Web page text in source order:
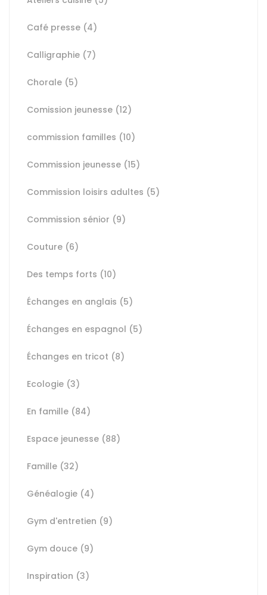
Café presse (4)
Calligraphie (7)
Chorale (5)
Comission jeunesse (12)
commission familles (10)
Commission jeunesse (15)
Commission loisirs adultes (5)
Commission sénior (9)
Couture (6)
Des temps forts (10)
Échanges en anglais (5)
Échanges en espagnol (5)
Échanges en tricot (8)
Ecologie (3)
En famille (84)
Espace jeunesse (88)
Famille (32)
Généalogie (4)
Gym d'entretien (9)
Gym douce (9)
Inspiration (3)